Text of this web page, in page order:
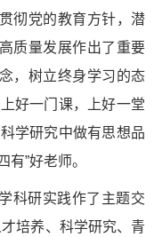
彻党的教育方针，潜
质量发展作出了重要
，树立终身学习的态
好一门课，上好一堂
学研究中做有思想品
”好老师。
科研实践作了主题交
培养、科学研究、青